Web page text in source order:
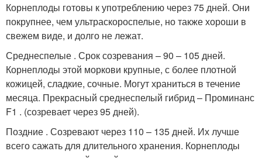
Корнеплоды готовы к употреблению через 75 дней. Они
покрупнее, чем ультраскороспелые, но также хороши в
свежем виде, и долго не лежат.
Среднеспелые . Срок созревания – 90 – 105 дней.
Корнеплоды этой моркови крупные, с более плотной
кожицей, сладкие, сочные. Могут храниться в течение
месяца. Прекрасный среднеспелый гибрид – Проминанс
F1 . (созревает через 95 дней).
Поздние . Созревают через 110 – 135 дней. Их лучше
всего сажать для длительного хранения. Корнеплоды